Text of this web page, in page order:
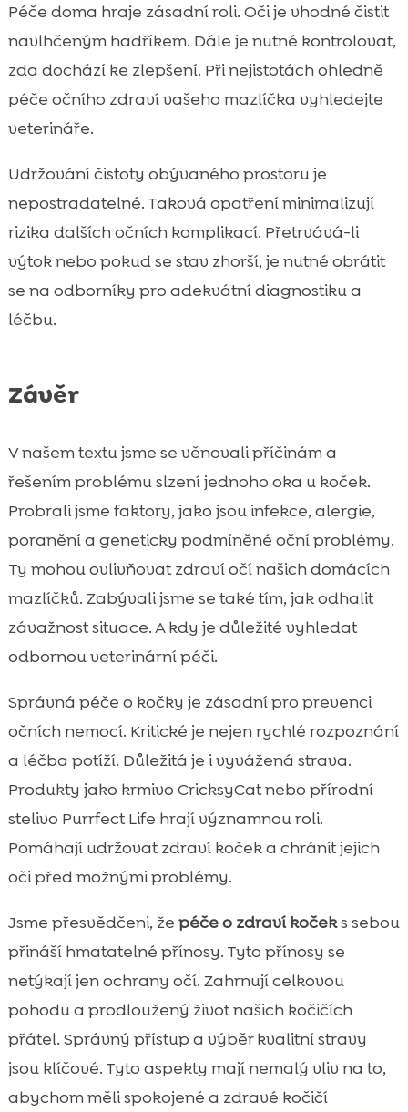
Péče doma hraje zásadní roli. Oči je vhodné čistit
navlhčeným hadříkem. Dále je nutné kontrolovat,
zda dochází ke zlepšení. Při nejistotách ohledně
péče očního zdraví vašeho mazlíčka vyhledejte
veterináře.
Udržování čistoty obývaného prostoru je
nepostradatelné. Taková opatření minimalizují
rizika dalších očních komplikací. Přetrvává-li
výtok nebo pokud se stav zhorší, je nutné obrátit
se na odborníky pro adekvátní diagnostiku a
léčbu.
Závěr
V našem textu jsme se věnovali příčinám a
řešením problému slzení jednoho oka u koček.
Probrali jsme faktory, jako jsou infekce, alergie,
poranění a geneticky podmíněné oční problémy.
Ty mohou ovlivňovat zdraví očí našich domácích
mazlíčků. Zabývali jsme se také tím, jak odhalit
závažnost situace. A kdy je důležité vyhledat
odbornou veterinární péči.
Správná péče o kočky je zásadní pro prevenci
očních nemocí. Kritické je nejen rychlé rozpoznání
a léčba potíží. Důležitá je i vyvážená strava.
Produkty jako krmivo CricksyCat nebo přírodní
stelivo Purrfect Life hrají významnou roli.
Pomáhají udržovat zdraví koček a chránit jejich
oči před možnými problémy.
Jsme přesvědčeni, že péče o zdraví kočeks sebou
přináší hmatatelné přínosy. Tyto přínosy se
netýkají jen ochrany očí. Zahrnují celkovou
pohodu a prodloužený život našich kočičích
přátel. Správný přístup a výběr kvalitní stravy
jsou klíčové. Tyto aspekty mají nemalý vliv na to,
abychom měli spokojené a zdravé kočičí